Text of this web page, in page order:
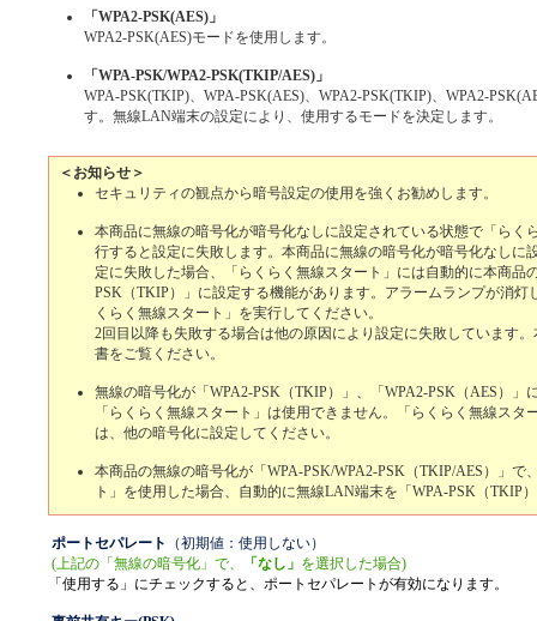
「WPA2-PSK(AES)」
WPA2-PSK(AES)モードを使用します。
「WPA-PSK/WPA2-PSK(TKIP/AES)」
WPA-PSK(TKIP)、WPA-PSK(AES)、WPA2-PSK(TKIP)、WPA2-
す。無線LAN端末の設定により、使用するモードを決定します。
＜お知らせ＞
セキュリティの観点から暗号設定の使用を強くお勧めします。
本商品に無線の暗号化が暗号化なしに設定されている状態で「らく
行すると設定に失敗します。本商品に無線の暗号化が暗号化なしに
定に失敗した場合、「らくらく無線スタート」には自動的に本商品
PSK（TKIP）」に設定する機能があります。アラームランプが消灯
くらく無線スタート」を実行してください。
2回目以降も失敗する場合は他の原因により設定に失敗しています
書をご覧ください。
無線の暗号化が「WPA2-PSK（TKIP）」、「WPA2-PSK（AES）」
「らくらく無線スタート」は使用できません。「らくらく無線スタ
は、他の暗号化に設定してください。
本商品の無線の暗号化が「WPA-PSK/WPA2-PSK（TKIP/AES）」で
ト」を使用した場合、自動的に無線LAN端末を「WPA-PSK（TKIP
ポートセパレート
（初期値：使用しない）
(上記の「無線の暗号化」で、
「なし」 を選択した場合)
「使用する」にチェックすると、ポートセパレートが有効になります。